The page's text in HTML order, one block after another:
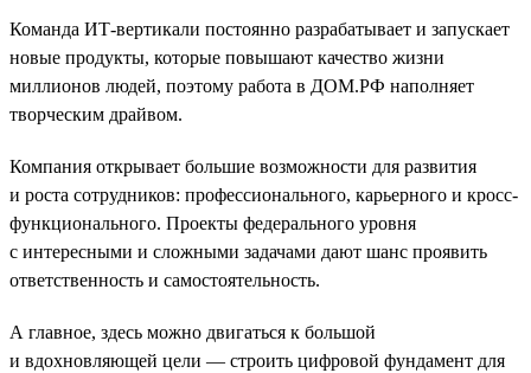
Команда ИТ-вертикали постоянно разрабатывает и запускает
новые продукты, которые повышают качество жизни
миллионов людей, поэтому работа в ДОМ.РФ наполняет
творческим драйвом.
Компания открывает большие возможности для развития
и роста сотрудников: профессионального, карьерного и кросс-
функционального. Проекты федерального уровня
с интересными и сложными задачами дают шанс проявить
ответственность и самостоятельность.
А главное, здесь можно двигаться к большой
и вдохновляющей цели — строить цифровой фундамент для